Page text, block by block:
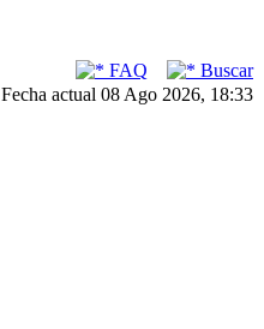
FAQ
Buscar
Fecha actual 08 Ago 2026, 18:33